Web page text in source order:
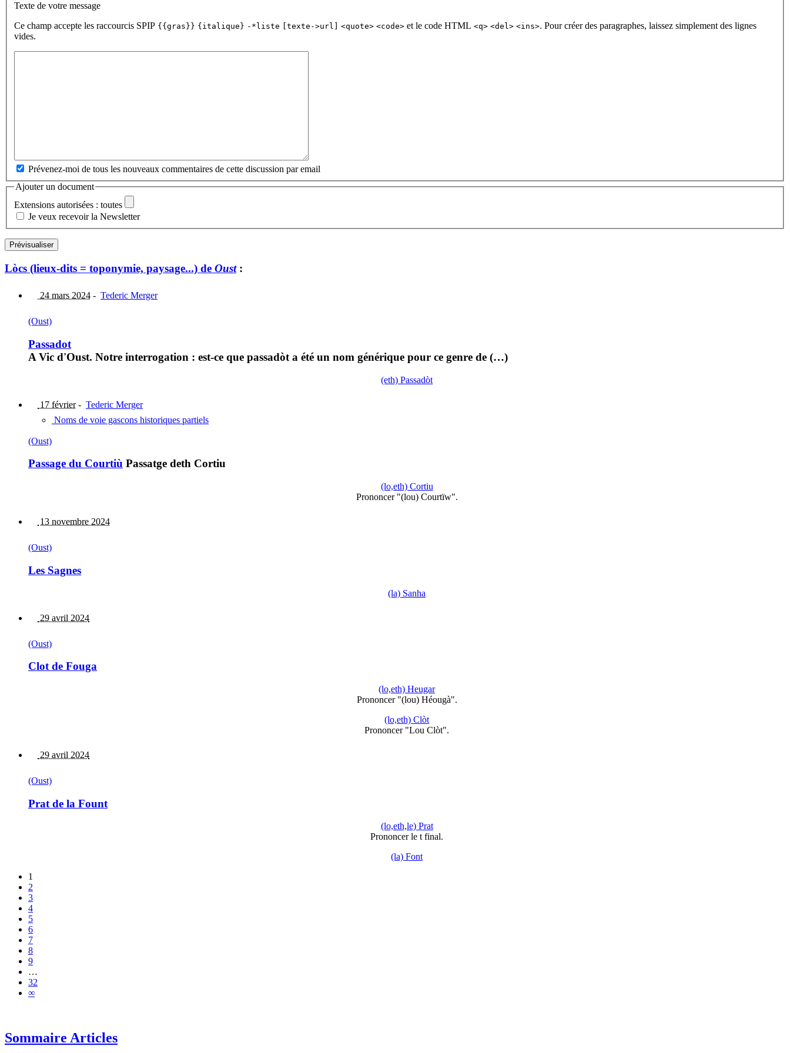
Texte de votre message
Ce champ accepte les raccourcis SPIP {{gras}} {italique} -*liste [texte->url] <quote> <code> et le code HTML <q> <del> <ins>. Pour créer des paragraphes, laissez simplement des lignes
vides.
Prévenez-moi de tous les nouveaux commentaires de cette discussion par email
Ajouter un document
Extensions autorisées : toutes
Je veux recevoir la Newsletter
Lòcs (lieux-dits = toponymie, paysage...) de Oust:
24 mars 2024 - Tederic Merger
(Oust)
Passadot
A Vic d'Oust. Notre interrogation : est-ce que passadòt a été un nom générique pour ce genre de (…)
(eth) Passadòt
17 février- Tederic Merger
Noms de voie gascons historiques partiels
(Oust)
Passage du Courtiù Passatge deth Cortiu
(lo,eth) Cortiu
Prononcer "(lou) Courtïw".
13 novembre 2024
(Oust)
Les Sagnes
(la) Sanha
29 avril 2024
(Oust)
Clot de Fouga
(lo,eth) Heugar
Prononcer "(lou) Héougà".
(lo,eth) Clòt
Prononcer "Lou Clòt".
29 avril 2024
(Oust)
Prat de la Fount
(lo,eth,le) Prat
Prononcer le t final.
(la) Font
1
2
3
4
5
6
7
8
9
…
32
∞
Sommaire Articles